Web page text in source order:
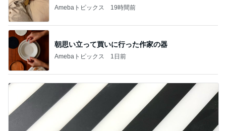
Amebaトピックス 19時間前
朝思い立って買いに行った作家の器
Amebaトピックス 1日前